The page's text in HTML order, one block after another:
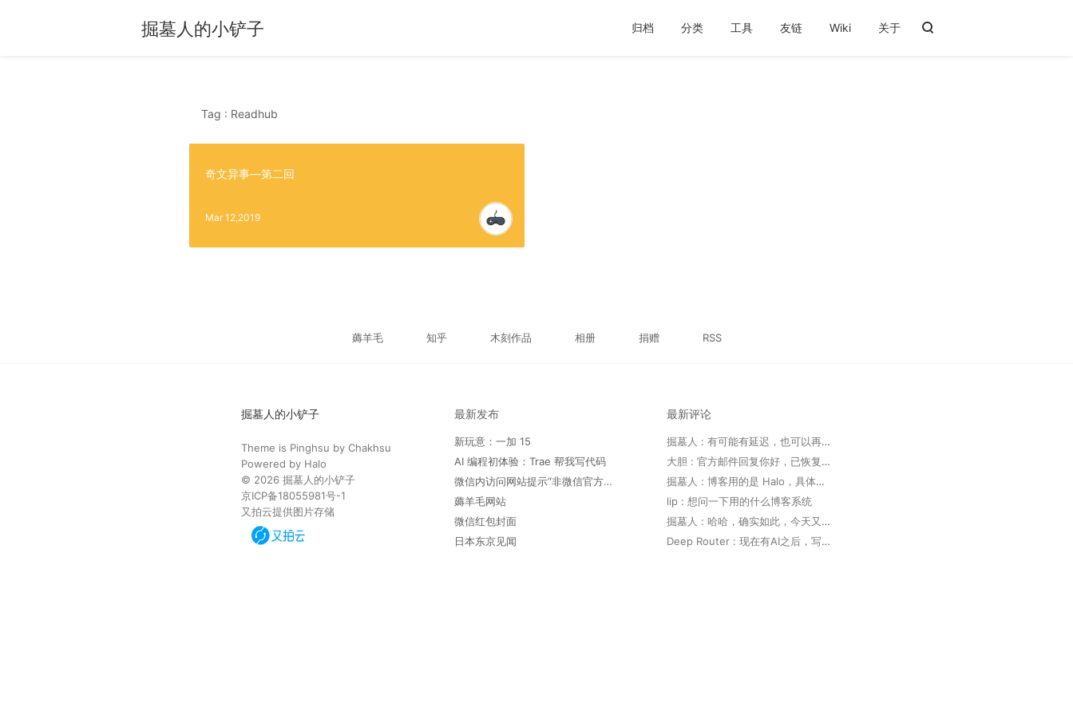
掘墓人的小铲子 归档 分类 工具 友链 Wiki 关于
Tag : Readhub
奇文异事—第二回
Mar 12,2019
薅羊毛 知乎 木刻作品 相册 捐赠 RSS
掘墓人的小铲子
Theme is Pinghsu by Chakhsu
Powered by Halo
© 2026 掘墓人的小铲子
京ICP备18055981号-1
又拍云提供图片存储
最新发布
新玩意：一加 15
AI 编程初体验：Trae 帮我写代码
微信内访问网站提示“非微信官方网页，请确认是否继续访问”
薅羊毛网站
微信红包封面
日本东京见闻
最新评论
掘墓人 : 有可能有延迟，也可以再次发邮件确认
大胆 : 官方邮件回复你好，已恢复，请查实。 但实际未恢复
掘墓人 : 博客用的是 Halo，具体可以看下 https://www.halo.run 。
lip : 想问一下用的什么博客系统
掘墓人 : 哈哈，确实如此，今天又用 Trae 写了个软件，太高效了
Deep Router : 现在有AI之后，写代码真的方便了好多，多出来很多coffee time